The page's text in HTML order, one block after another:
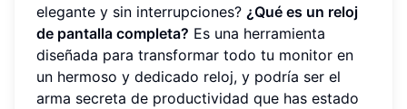
elegante y sin interrupciones? ¿Qué es un reloj
de pantalla completa? Es una herramienta
diseñada para transformar todo tu monitor en
un hermoso y dedicado reloj, y podría ser el
arma secreta de productividad que has estado